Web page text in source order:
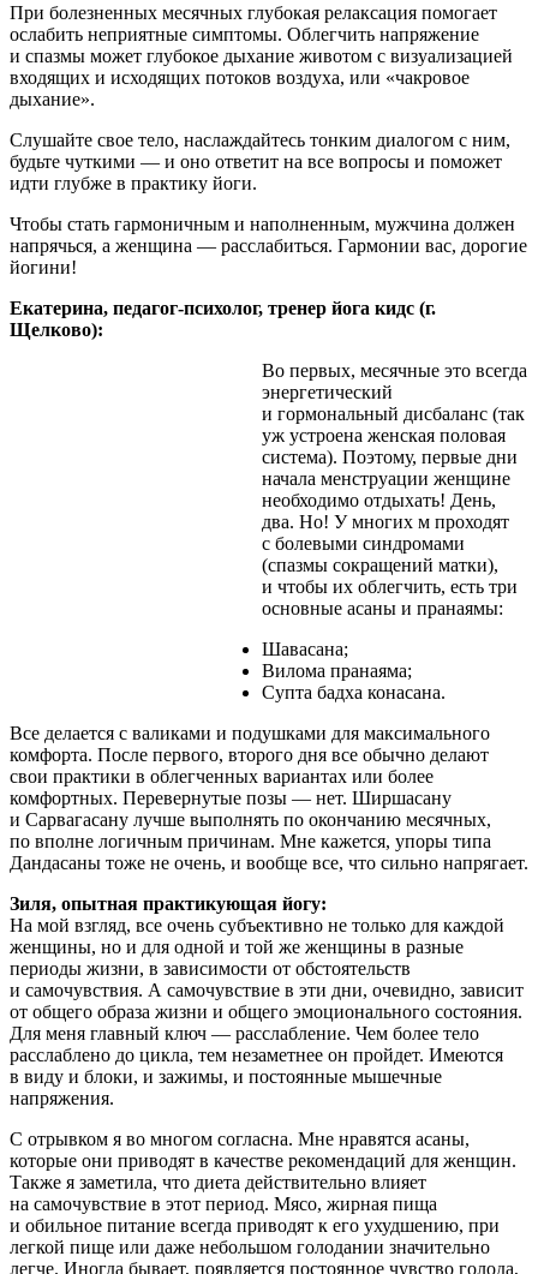
При болезненных месячных глубокая релаксация помогает
ослабить неприятные симптомы. Облегчить напряжение
и спазмы может глубокое дыхание животом с визуализацией
входящих и исходящих потоков воздуха, или «чакровое
дыхание».
Слушайте свое тело, наслаждайтесь тонким диалогом с ним,
будьте чуткими — и оно ответит на все вопросы и поможет
идти глубже в практику йоги.
Чтобы стать гармоничным и наполненным, мужчина должен
напрячься, а женщина — расслабиться. Гармонии вас, дорогие
йогини!
Екатерина, педагог-психолог, тренер йога кидс (г.
Щелково):
Во первых, месячные это всегда
энергетический
и гормональный дисбаланс (так
уж устроена женская половая
система). Поэтому, первые дни
начала менструации женщине
необходимо отдыхать! День,
два. Но! У многих м проходят
с болевыми синдромами
(спазмы сокращений матки),
и чтобы их облегчить, есть три
основные асаны и пранаямы:
Шавасана;
Вилома пранаяма;
Супта бадха конасана.
Все делается с валиками и подушками для максимального
комфорта. После первого, второго дня все обычно делают
свои практики в облегченных вариантах или более
комфортных. Перевернутые позы — нет. Ширшасану
и Сарвагасану лучше выполнять по окончанию месячных,
по вполне логичным причинам. Мне кажется, упоры типа
Дандасаны тоже не очень, и вообще все, что сильно напрягает.
Зиля, опытная практикующая йогу:
На мой взгляд, все очень субъективно не только для каждой
женщины, но и для одной и той же женщины в разные
периоды жизни, в зависимости от обстоятельств
и самочувствия. А самочувствие в эти дни, очевидно, зависит
от общего образа жизни и общего эмоционального состояния.
Для меня главный ключ — расслабление. Чем более тело
расслаблено до цикла, тем незаметнее он пройдет. Имеются
в виду и блоки, и зажимы, и постоянные мышечные
напряжения.
С отрывком я во многом согласна. Мне нравятся асаны,
которые они приводят в качестве рекомендаций для женщин.
Также я заметила, что диета действительно влияет
на самочувствие в этот период. Мясо, жирная пища
и обильное питание всегда приводят к его ухудшению, при
легкой пище или даже небольшом голодании значительно
легче. Иногда бывает, появляется постоянное чувство голода,